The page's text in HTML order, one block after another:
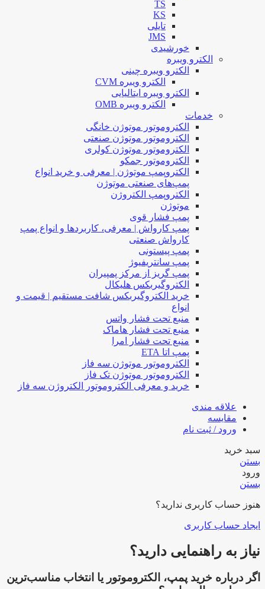
TS
KS
تایلی
JMS
خورشیدی
الکترو ویبره
الکترو ویبره چینی
الکترو ویبره CVM
الکترو ویبره ایتالیایی
الکترو ویبره OMB
خدمات
الکتروموتور موتوژن خانگی
الکتروموتور موتوژن صنعتی
الکتروموتور موتوژن کولری
الکتروموتور جمکو
الکتروپمپ موتوژن | معرفی و خرید انواع
پمپ‌های صنعتی موتوژن
الکتروپمپ الکتروژن
موتوژن
پمپ فشار قوی
پمپ کارواش | معرفی، کاربردها و انواع پمپ
کارواش صنعتی
پمپ پیستونی
پمپ سانتریفیوژ
پمپ گریز از مرکز پمپیران
الکتروگیربکس هلیکال
خرید الکتروگیربکس شافت مستقیم | قیمت و
انواع
منبع تحت فشار واتس
منبع تحت فشار هاماک
منبع تحت فشار امرا
پمپ اتا ETA
الکتروموتور موتوژن سه فاز
الکتروموتور موتوژن تک فاز
خرید و معرفی الکتروموتور الکتروژن سه فاز
علاقه مندی
مقایسه
ورود / ثبت نام
سبد خرید
بستن
ورود
بستن
هنوز حساب کاربری ندارید؟
ایجاد حساب کاربری
نیاز به راهنمایی دارید؟
اگر درباره خرید پمپ، الکتروموتور یا انتخاب مناسب‌ترین